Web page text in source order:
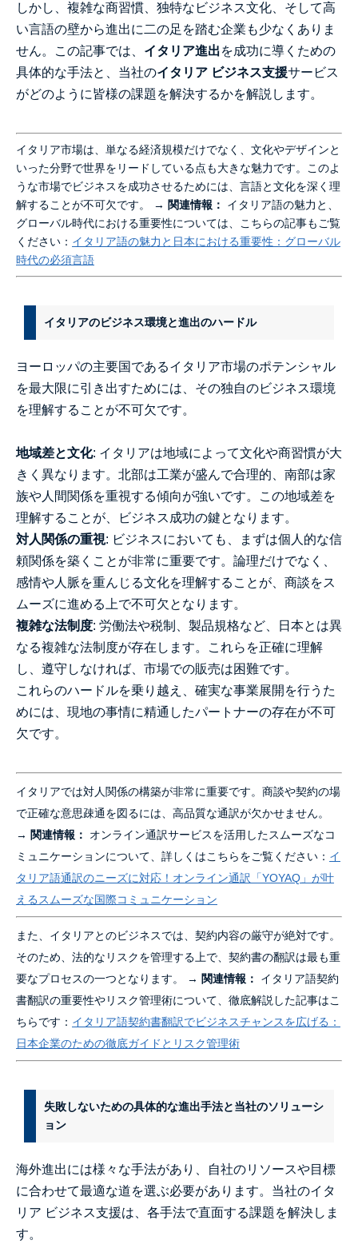
しかし、複雑な商習慣、独特なビジネス文化、そして高
い言語の壁から進出に二の足を踏む企業も少なくありま
せん。この記事では、 イタリア進出を成功に導くための
具体的な手法と、当社のイタリア ビジネス支援サービス
がどのように皆様の課題を解決するかを解説します。
イタリア市場は、単なる経済規模だけでなく、文化やデザインと
いった分野で世界をリードしている点も大きな魅力です。このよ
うな市場でビジネスを成功させるためには、言語と文化を深く理
解することが不可欠です。 → 関連情報：
イタリア語の魅力と、
グローバル時代における重要性については、こちらの記事もご覧
ください： イタリア語の魅力と日本における重要性：グローバル
時代の必須言語
イタリアのビジネス環境と進出のハードル
ヨーロッパの主要国であるイタリア市場のポテンシャル
を最大限に引き出すためには、その独自のビジネス環境
を理解することが不可欠です。
地域差と文化: イタリアは地域によって文化や商習慣が大
きく異なります。北部は工業が盛んで合理的、南部は家
族や人間関係を重視する傾向が強いです。この地域差を
理解することが、ビジネス成功の鍵となります。
対人関係の重視: ビジネスにおいても、まずは個人的な信
頼関係を築くことが非常に重要です。論理だけでなく、
感情や人脈を重んじる文化を理解することが、商談をス
ムーズに進める上で不可欠となります。
複雑な法制度: 労働法や税制、製品規格など、日本とは異
なる複雑な法制度が存在します。これらを正確に理解
し、遵守しなければ、市場での販売は困難です。
これらのハードルを乗り越え、確実な事業展開を行うた
めには、現地の事情に精通したパートナーの存在が不可
欠です。
イタリアでは対人関係の構築が非常に重要です。商談や契約の場
で正確な意思疎通を図るには、高品質な通訳が欠かせません。
→ 関連情報：
オンライン通訳サービスを活用したスムーズなコ
ミュニケーションについて、詳しくはこちらをご覧ください： イ
タリア語通訳のニーズに対応！オンライン通訳「YOYAQ」が叶
えるスムーズな国際コミュニケーション
また、イタリアとのビジネスでは、契約内容の厳守が絶対です。
そのため、法的なリスクを管理する上で、契約書の翻訳は最も重
要なプロセスの一つとなります。 → 関連情報：
イタリア語契約
書翻訳の重要性やリスク管理術について、徹底解説した記事はこ
ちらです： イタリア語契約書翻訳でビジネスチャンスを広げる：
日本企業のための徹底ガイドとリスク管理術
失敗しないための具体的な進出手法と当社のソリューシ
ョン
海外進出には様々な手法があり、自社のリソースや目標
に合わせて最適な道を選ぶ必要があります。当社のイタ
リア ビジネス支援は、各手法で直面する課題を解決しま
す。